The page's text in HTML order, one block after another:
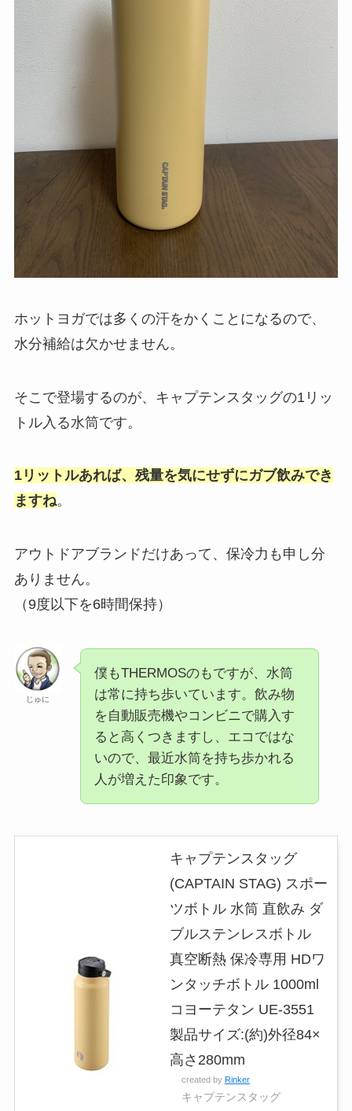
ホットヨガでは多くの汗をかくことになるので、
水分補給は欠かせません。
そこで登場するのが、キャプテンスタッグの1リッ
トル入る水筒です。
1リットルあれば、残量を気にせずにガブ飲みでき
ますね。
アウトドアブランドだけあって、保冷力も申し分
ありません。
（9度以下を6時間保持）
じゅに
僕もTHERMOSのもですが、水筒
は常に持ち歩いています。飲み物
を自動販売機やコンビニで購入す
ると高くつきますし、エコではな
いので、最近水筒を持ち歩かれる
人が増えた印象です。
キャプテンスタッグ
(CAPTAIN STAG) スポー
ツボトル 水筒 直飲み ダ
ブルステンレスボトル
真空断熱 保冷専用 HDワ
ンタッチボトル 1000ml
コヨーテタン UE-3551
製品サイズ:(約)外径84×
高さ280mm
created by Rinker
キャプテンスタッグ